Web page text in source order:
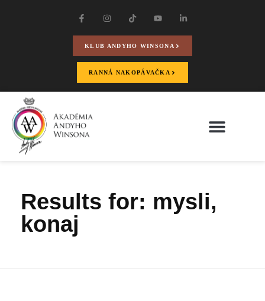
KLUB ANDYHO WINSONA
RANNÁ NAKOPÁVAČKA
Results for: mysli,
konaj